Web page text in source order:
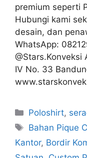
premium seperti
Hubungi kami
desain, dan
WhatsApp:
@Stars.Konveksi
IV No. 33
Poloshirt,
Bahan Pique
Kantor, Bordir